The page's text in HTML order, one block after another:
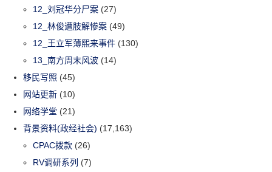
12_刘冠华分尸案 (27)
12_林俊遭肢解惨案 (49)
12_王立军薄熙来事件 (130)
13_南方周末风波 (14)
移民写照 (45)
网站更新 (10)
网络学堂 (21)
背景资料(政经社会) (17,163)
CPAC拨款 (26)
RV调研系列 (7)